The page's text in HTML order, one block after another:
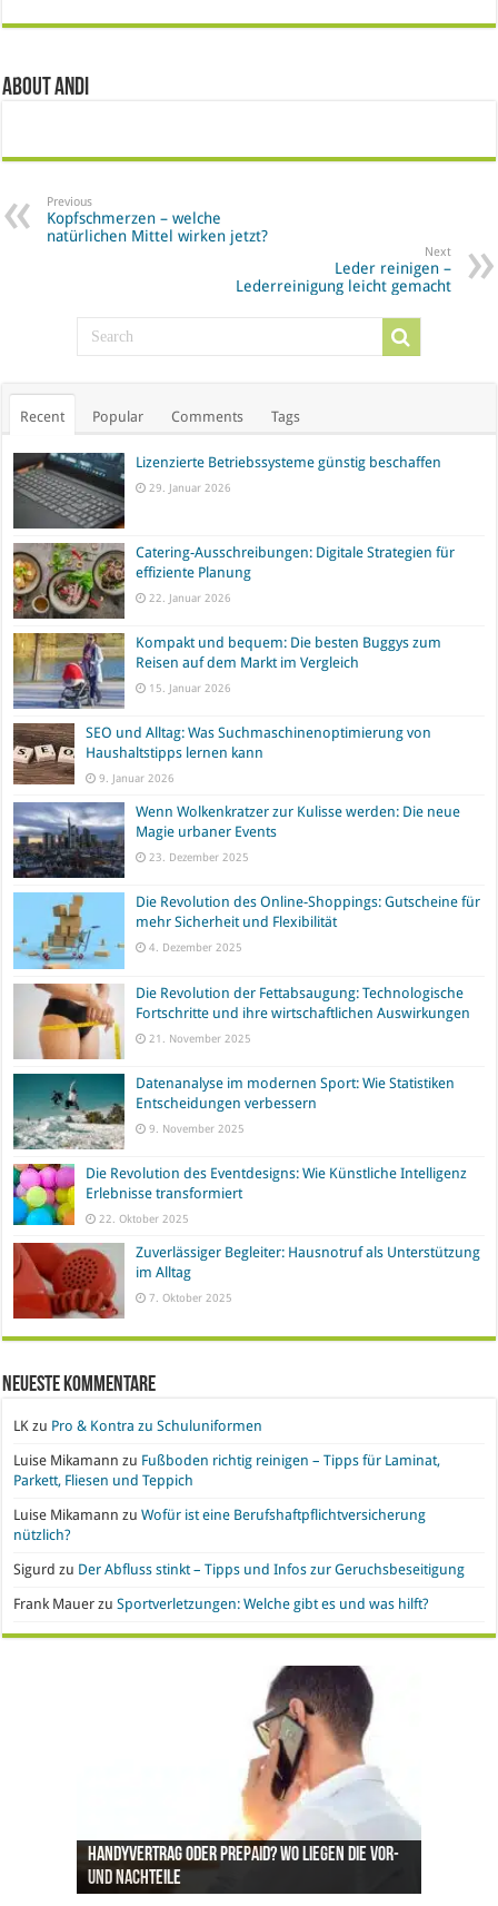
About Andi
Previous
Kopfschmerzen – welche
natürlichen Mittel wirken jetzt?
Next
Leder reinigen –
Lederreinigung leicht gemacht
Recent Popular Comments Tags
Lizenzierte Betriebssysteme günstig beschaffen
29. Januar 2026
Catering-Ausschreibungen: Digitale Strategien für
effiziente Planung
22. Januar 2026
Kompakt und bequem: Die besten Buggys zum
Reisen auf dem Markt im Vergleich
15. Januar 2026
SEO und Alltag: Was Suchmaschinenoptimierung von
Haushaltstipps lernen kann
9. Januar 2026
Wenn Wolkenkratzer zur Kulisse werden: Die neue
Magie urbaner Events
23. Dezember 2025
Die Revolution des Online-Shoppings: Gutscheine für
mehr Sicherheit und Flexibilität
4. Dezember 2025
Die Revolution der Fettabsaugung: Technologische
Fortschritte und ihre wirtschaftlichen Auswirkungen
21. November 2025
Datenanalyse im modernen Sport: Wie Statistiken
Entscheidungen verbessern
9. November 2025
Die Revolution des Eventdesigns: Wie Künstliche Intelligenz
Erlebnisse transformiert
22. Oktober 2025
Zuverlässiger Begleiter: Hausnotruf als Unterstützung
im Alltag
7. Oktober 2025
Neueste Kommentare
LK zu Pro & Kontra zu Schuluniformen
Luise Mikamann zu Fußboden richtig reinigen – Tipps für Laminat,
Parkett, Fliesen und Teppich
Luise Mikamann zuWofür ist eine Berufshaftpflichtversicherung
nützlich?
Sigurd zu Der Abfluss stinkt – Tipps und Infos zur Geruchsbeseitigung
Frank Mauer zuSportverletzungen: Welche gibt es und was hilft?
Handyvertrag oder Prepaid? Wo liegen die Vor-
und Nachteile
Nachgefragt: Ist Gold eine geeignete
Geldanlage?
Büroeinrichtung und IT leasen: Hier liegen die
Vorteile
Pro & Kontra – künstliche Pflanzen vs. echte
Pflanzen
Synthetische Kleidung – Vor- und Nachteile von
Polyesterstoff